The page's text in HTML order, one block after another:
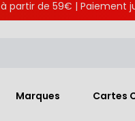
à partir de 59€ | Paiement
Marques Cartes